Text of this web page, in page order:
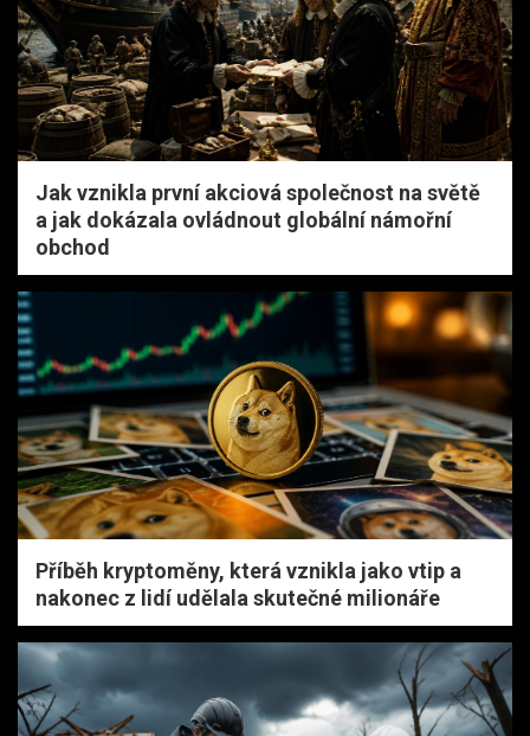
Jak vznikla první akciová společnost na světě
a jak dokázala ovládnout globální námořní
obchod
Příběh kryptoměny, která vznikla jako vtip a
nakonec z lidí udělala skutečné milionáře